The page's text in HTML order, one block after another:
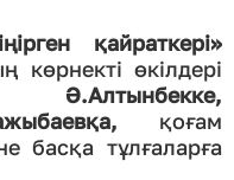
қайраткері»
көрнекті өкілдері
қоғам
басқа тұлғаларға